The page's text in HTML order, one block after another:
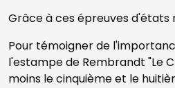
Grâce à ces épreuves d'états
Pour témoigner de
l'estampe de Rembrandt "Le
moins le cinquième et le